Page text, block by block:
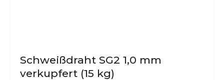
Schweißdraht SG2 1,0 mm
verkupfert (15 kg)